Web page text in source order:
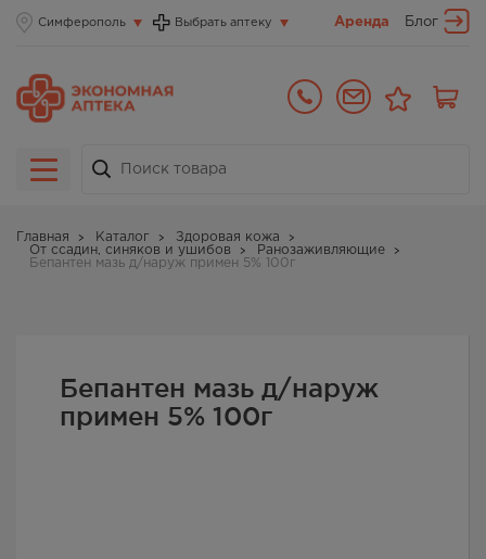
Симферополь Выбрать аптеку Аренда Блог
Главная Каталог
Здоровая кожа
От ссадин, синяков и ушибов
Ранозаживляющие
Бепантен мазь д/наруж примен 5% 100г
Бепантен мазь д/наруж
примен 5% 100г